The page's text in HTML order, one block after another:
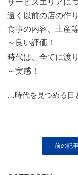
サービスエリアに
遠く以前の店の作
食事の内容、土産
～良い評価！
時代は、全てに渡
～実感！
…時代を見つめる目
← 前の記事